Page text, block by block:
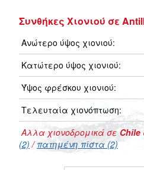
Συνθήκες Χιονιού σε
Ανώτερο ύψος χιονιού:
Κατώτερο ύψος χιονιού:
Ύψος φρέσκου χιονιού:
Τελευταία χιονόπτωση:
Αλλα χιονοδρομικά σεChile
(2) /πατημένη πίστα (2)